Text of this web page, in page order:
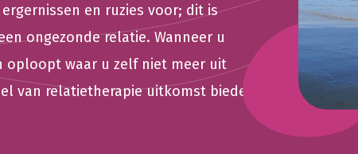
en ruzies voor; dit is
ongezonde relatie. Wanneer u
oploopt waar u zelf niet meer uit
van relatietherapie uitkomst bieden.